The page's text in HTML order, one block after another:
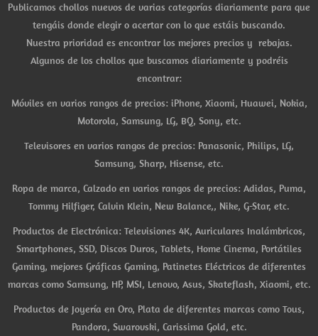
Publicamos chollos nuevos de varias categorías diariamente para que
tengáis donde elegir o acertar con lo que estáis buscando.
Nuestra prioridad es encontrar los mejores precios y rebajas.
Algunos de los chollos que buscamos diariamente y podréis
encontrar:
Móviles en varios rangos de precios: iPhone, Xiaomi, Huawei, Nokia,
Motorola, Samsung, LG, BQ, Sony, etc.
Televisores en varios rangos de precios: Panasonic, Philips, LG,
Samsung, Sharp, Hisense, etc.
Ropa de marca, Calzado en varios rangos de precios: Adidas, Puma,
Tommy Hilfiger, Calvin Klein, New Balance,, Nike, G-Star, etc.
Productos de Electrónica: Televisiones 4K, Auriculares Inalámbricos,
Smartphones, SSD, Discos Duros, Tablets, Home Cinema, Portátiles
Gaming, mejores Gráficas Gaming, Patinetes Eléctricos de diferentes
marcas como Samsung, HP, MSI, Lenovo, Asus, Skateflash, Xiaomi, etc.
Productos de Joyería en Oro, Plata de diferentes marcas como Tous,
Pandora, Swarovski, Carissima Gold, etc.